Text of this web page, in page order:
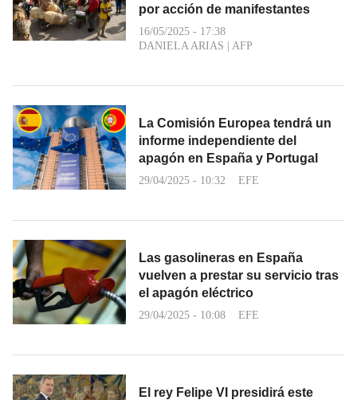
por acción de manifestantes
16/05/2025 - 17:38
DANIELA ARIAS | AFP
La Comisión Europea tendrá un
informe independiente del
apagón en España y Portugal
29/04/2025 - 10:32 EFE
Las gasolineras en España
vuelven a prestar su servicio tras
el apagón eléctrico
29/04/2025 - 10:08 EFE
El rey Felipe VI presidirá este